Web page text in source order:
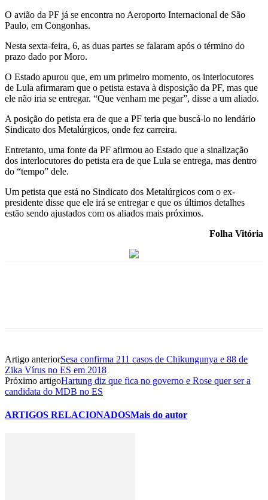
O avião da PF já se encontra no Aeroporto Internacional de São
Paulo, em Congonhas.
Nesta sexta-feira, 6, as duas partes se falaram após o término do
prazo dado por Moro.
O Estado apurou que, em um primeiro momento, os interlocutores
de Lula afirmaram que o petista estava à disposição da PF, mas que
ele não iria se entregar. “Que venham me pegar”, disse a um aliado.
A posição do petista era de que a PF teria que buscá-lo no lendário
Sindicato dos Metalúrgicos, onde fez carreira.
Entretanto, uma fonte da PF afirmou ao Estado que a sinalização
dos interlocutores do petista era de que Lula se entrega, mas dentro
do “tempo” dele.
Um petista que está no Sindicato dos Metalúrgicos com o ex-
presidente disse que ele irá se entregar e que os últimos detalhes
estão sendo ajustados com os aliados mais próximos.
Folha Vitória
Artigo anteriorSesa confirma 211 casos de Chikungunya e 88 de
Zika Vírus no ES em 2018
Próximo artigoHartung diz que fica no governo e Rose quer ser a
candidata do MDB no ES
ARTIGOS RELACIONADOSMais do autor